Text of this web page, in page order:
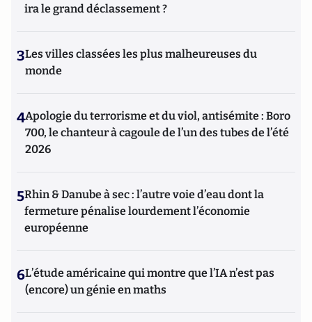
ira le grand déclassement ?
3Les villes classées les plus malheureuses du
monde
4Apologie du terrorisme et du viol, antisémite : Boro
700, le chanteur à cagoule de l’un des tubes de l’été
2026
5Rhin & Danube à sec : l’autre voie d’eau dont la
fermeture pénalise lourdement l’économie
européenne
6L’étude américaine qui montre que l’IA n’est pas
(encore) un génie en maths